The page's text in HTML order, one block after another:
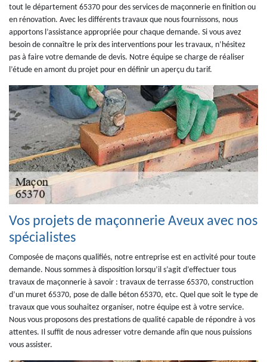
tout le département 65370 pour des services de maçonnerie en finition ou
en rénovation. Avec les différents travaux que nous fournissons, nous
apportons l’assistance appropriée pour chaque demande. Si vous avez
besoin de connaître le prix des interventions pour les travaux, n’hésitez
pas à faire votre demande de devis. Notre équipe se charge de réaliser
l’étude en amont du projet pour en définir un aperçu du tarif.
Vos projets de maçonnerie Aveux avec nos
spécialistes
Composée de maçons qualifiés, notre entreprise est en activité pour toute
demande. Nous sommes à disposition lorsqu’il s’agit d’effectuer tous
travaux de maçonnerie à savoir : travaux de terrasse 65370, construction
d’un muret 65370, pose de dalle béton 65370, etc. Quel que soit le type de
travaux que vous souhaitez organiser, notre équipe est à votre service.
Nous vous proposons des prestations de qualité capable de répondre à vos
attentes. Il suffit de nous adresser votre demande afin que nous puissions
vous assister.